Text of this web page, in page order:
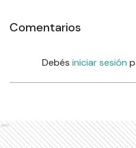
Comentarios
Debés iniciar sesión
Ads